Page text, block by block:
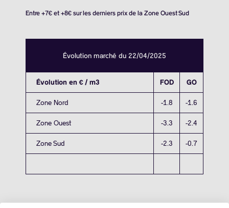
Entre +7€ et +8€ sur les derniers prix de la Zone Ouest Sud
Évolution marché du 22/04/2025
Évolution en € / m3 FOD GO
Zone Nord -1.8 -1.6
Zone Ouest -3.3 -2.4
Zone Sud -2.3 -0.7